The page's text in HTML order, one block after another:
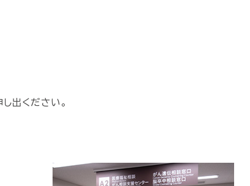
出ください。